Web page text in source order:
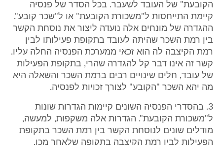
הקובעת" של העובד לשעבר. בכל הסדר של פנסיה
קיימת התייחסות ל"משכורת הקובעת" או ל"שכר קובע".
ההגדרה של מונחים אלה נועדה ליצור את נוסחת הקשר
בין רמת השכר שהיתה לעובד בתקופת פעילותו לבין
רמת הקיצבה לה הוא זכאי ממערכת הפנסיה החלה עליו.
קשר זה אינו דבר קל להגדרה שהרי, בתקופת הפעילות
של עובד, חלים שינויים רבים ברמת השכר והשאלה היא
מה יהא השכר "הקובע" לצורך זכויות לפנסיה.
3. בהסדרי הפנסיה השונים קיימות הגדרות שונות
ל"משכורת הקובעת". הגדרות אלה משקפות, למעשה,
מודלים שונים לנוסחת הקשר בין רמת השכר בתקופת
הפעילות לבין רמת הקיצבה בתקופה שלאחר מכן.